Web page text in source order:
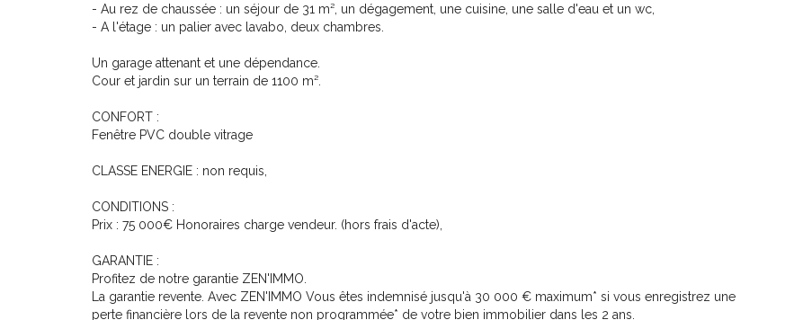
- Au rez de chaussée : un séjour de 31 m², un dégagement, une cuisine, une salle d'eau et un wc,
- A l'étage : un palier avec lavabo, deux chambres.
Un garage attenant et une dépendance.
Cour et jardin sur un terrain de 1100 m².
CONFORT :
Fenêtre PVC double vitrage
CLASSE ENERGIE : non requis,
CONDITIONS :
Prix : 75 000€ Honoraires charge vendeur. (hors frais d'acte),
GARANTIE :
Profitez de notre garantie ZEN'IMMO.
La garantie revente. Avec ZEN'IMMO Vous êtes indemnisé jusqu'à 30 000 € maximum* si vous enregistrez une
perte financière lors de la revente non programmée* de votre bien immobilier dans les 2 ans.